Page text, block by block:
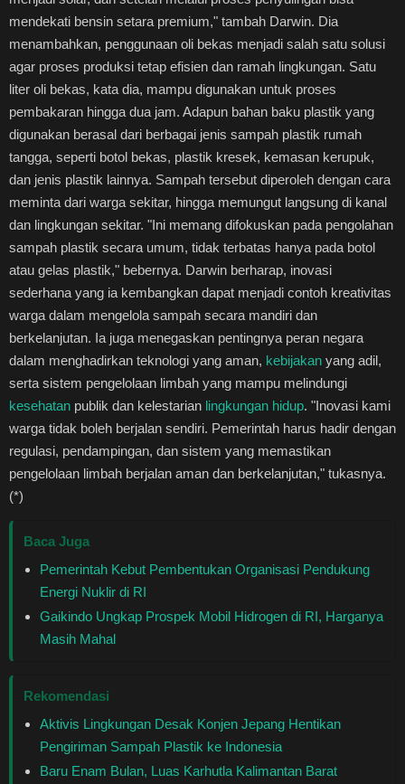
mendekati bensin setara premium," tambah Darwin. Dia
menambahkan, penggunaan oli bekas menjadi salah satu solusi
agar proses produksi tetap efisien dan ramah lingkungan. Satu
liter oli bekas, kata dia, mampu digunakan untuk proses
pembakaran hingga dua jam. Adapun bahan baku plastik yang
digunakan berasal dari berbagai jenis sampah plastik rumah
tangga, seperti botol bekas, plastik kresek, kemasan kerupuk,
dan jenis plastik lainnya. Sampah tersebut diperoleh dengan cara
meminta dari warga sekitar, hingga memungut langsung di kanal
dan lingkungan sekitar. "Ini memang difokuskan pada pengolahan
sampah plastik secara umum, tidak terbatas hanya pada botol
atau gelas plastik," bebernya. Darwin berharap, inovasi
sederhana yang ia kembangkan dapat menjadi contoh kreativitas
warga dalam mengelola sampah secara mandiri dan
berkelanjutan. Ia juga menegaskan pentingnya peran negara
dalam menghadirkan teknologi yang aman, kebijakan yang adil,
serta sistem pengelolaan limbah yang mampu melindungi
kesehatan publik dan kelestarian lingkungan hidup. "Inovasi kami
warga tidak boleh berjalan sendiri. Pemerintah harus hadir dengan
regulasi, pendampingan, dan sistem yang memastikan
pengelolaan limbah berjalan aman dan berkelanjutan," tukasnya.
(*)
Baca Juga
Pemerintah Kebut Pembentukan Organisasi Pendukung
Energi Nuklir di RI
Gaikindo Ungkap Prospek Mobil Hidrogen di RI, Harganya
Masih Mahal
Rekomendasi
Aktivis Lingkungan Desak Konjen Jepang Hentikan
Pengiriman Sampah Plastik ke Indonesia
Baru Enam Bulan, Luas Karhutla Kalimantan Barat